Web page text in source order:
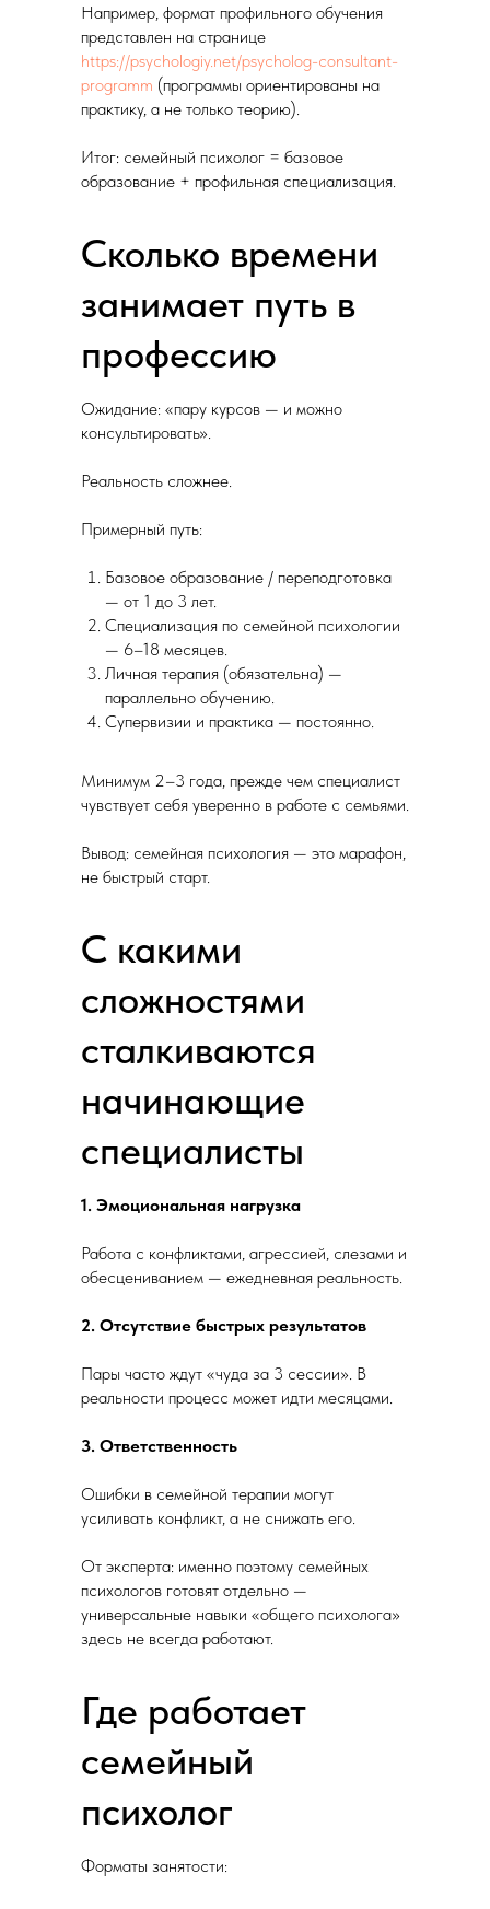
Например, формат профильного обучения
представлен на странице
https://psychologiy.net/psycholog-consultant-
programm (программы ориентированы на
практику, а не только теорию).
Итог: семейный психолог = базовое
образование + профильная специализация.
Сколько времени
занимает путь в
профессию
Ожидание: «пару курсов — и можно
консультировать».
Реальность сложнее.
Примерный путь:
Базовое образование / переподготовка
— от 1 до 3 лет.
Специализация по семейной психологии
— 6–18 месяцев.
Личная терапия (обязательна) —
параллельно обучению.
Супервизии и практика — постоянно.
Минимум 2–3 года, прежде чем специалист
чувствует себя уверенно в работе с семьями.
Вывод: семейная психология — это марафон,
не быстрый старт.
С какими
сложностями
сталкиваются
начинающие
специалисты
1. Эмоциональная нагрузка
Работа с конфликтами, агрессией, слезами и
обесцениванием — ежедневная реальность.
2. Отсутствие быстрых результатов
Пары часто ждут «чуда за 3 сессии». В
реальности процесс может идти месяцами.
3. Ответственность
Ошибки в семейной терапии могут
усиливать конфликт, а не снижать его.
От эксперта: именно поэтому семейных
психологов готовят отдельно —
универсальные навыки «общего психолога»
здесь не всегда работают.
Где работает
семейный
психолог
Форматы занятости: